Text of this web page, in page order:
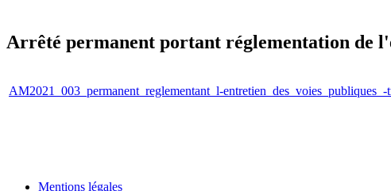
Arrêté permanent portant réglementation de
AM2021_003_permanent_reglementant_l-
Mentions légales